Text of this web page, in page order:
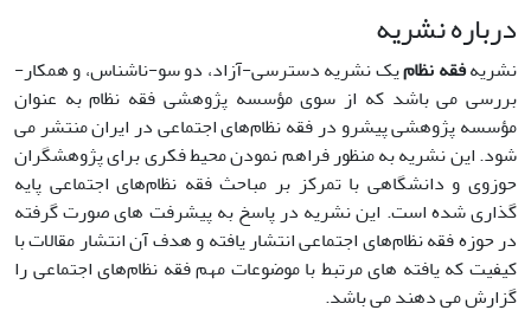
درباره نشریه
نشریهفقه نظامیک نشریه دسترسی-آزاد، دو سو-ناشناس، و همکار-
بررسی می باشد که از سوی مؤسسه پژوهشی فقه نظام به عنوان
مؤسسه پژوهشی پیشرو در فقه نظام‌های اجتماعی در ایران منتشر می
شود. این نشریه به منظور فراهم نمودن محیط فکری برای پژوهشگران
حوزوی و دانشگاهی با تمرکز بر مباحث فقه نظام‌های اجتماعی پایه
گذاری شده است. این نشریه در پاسخ به پیشرفت های صورت گرفته
در حوزه فقه نظام‌های اجتماعی انتشار یافته و هدف آن انتشار مقالات با
کیفیت که یافته های مرتبط با موضوعات مهم فقه نظام‌های اجتماعی را
گزارش می دهند می باشد.